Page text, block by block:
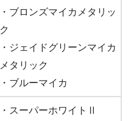
・ブロンズマイカメタリッ
ク
・ジェイドグリーンマイカ
メタリック
・ブルーマイカ
・スーパーホワイトⅡ